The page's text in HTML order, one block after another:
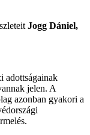
Jogg Dániel,
adottságainak
jelen. A
azonban gyakori a